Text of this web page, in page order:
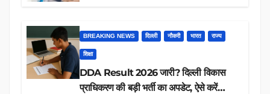
BREAKING NEWS दिल्ली नौकरी भारत राज्य
शिक्षा
DDA Result 2026 जारी? दिल्ली विकास
प्राधिकरण की बड़ी भर्ती का अपडेट, ऐसे करें